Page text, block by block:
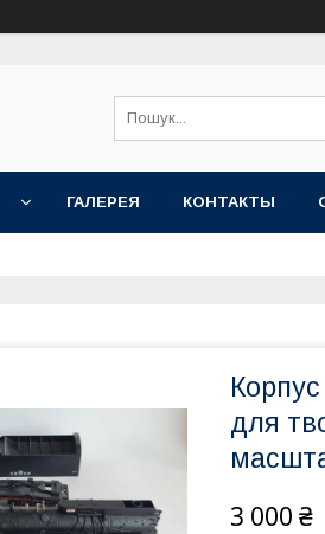
ГАЛЕРЕЯ КОНТАКТЫ
для
3 000 ₴